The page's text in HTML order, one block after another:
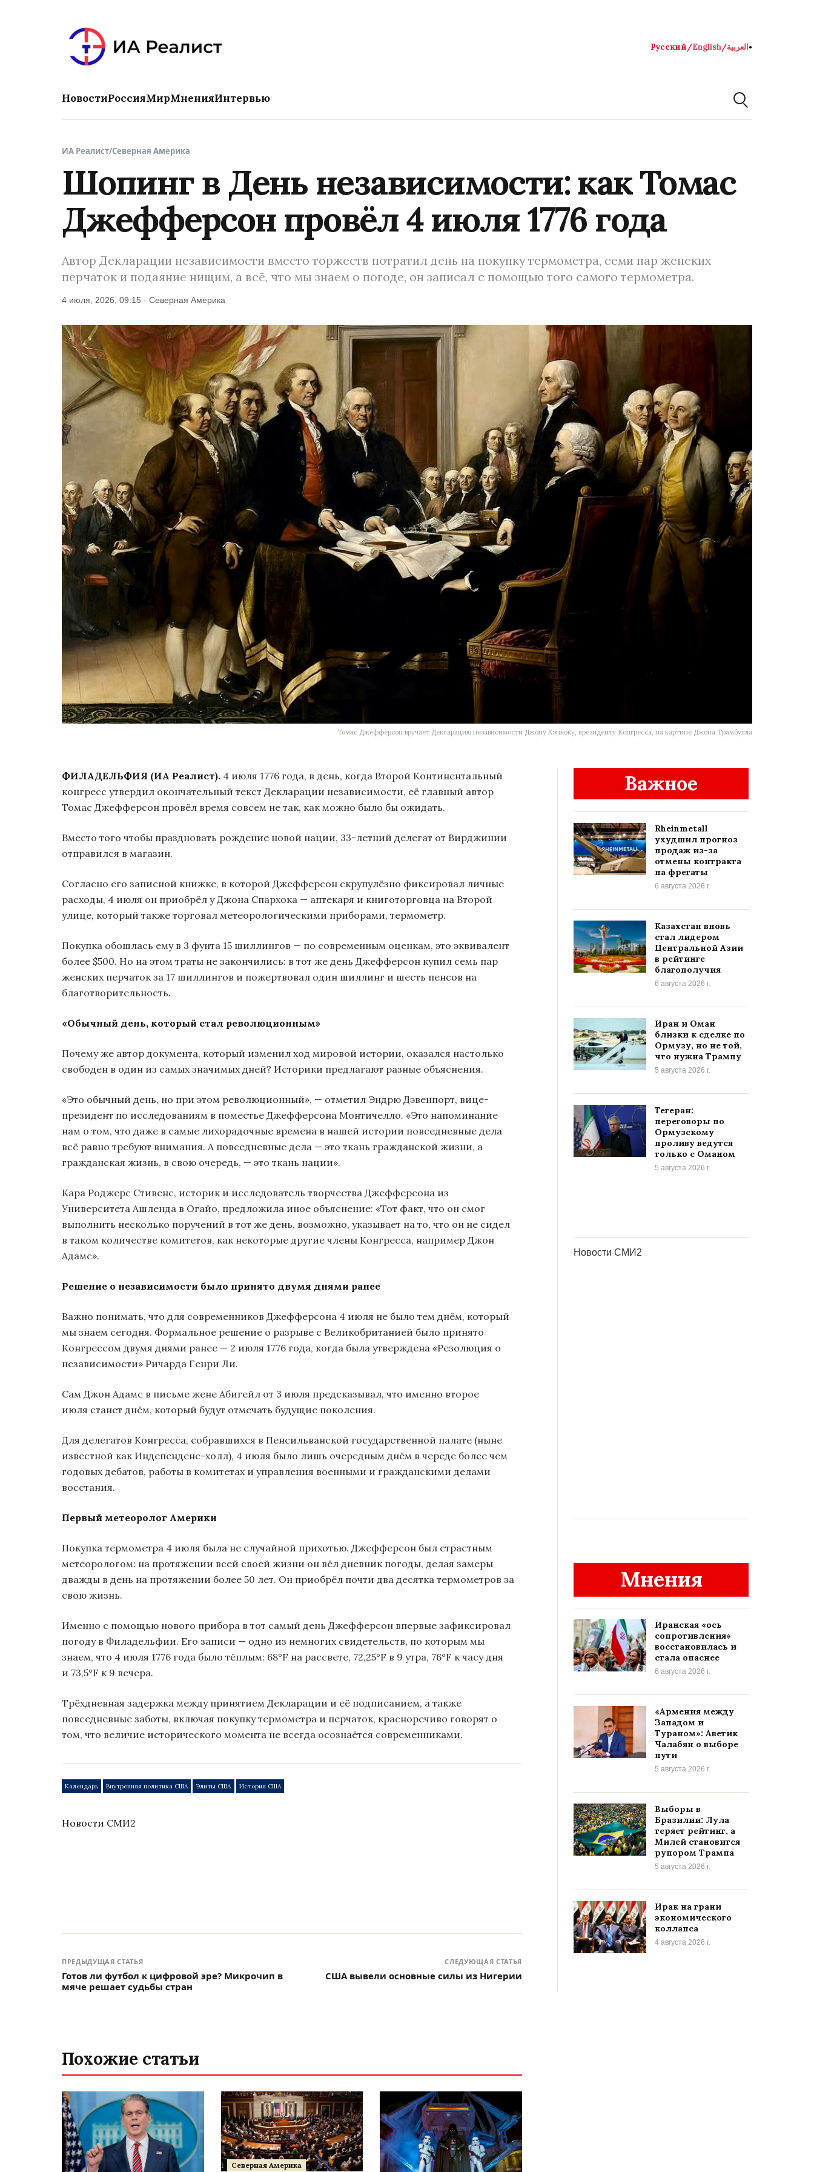
Русский/English/العربية●
НовостиРоссияМирМненияИнтервью
ИА Реалист/Северная Америка
Шопинг в День независимости: как Томас
Джефферсон провёл 4 июля 1776 года
Автор Декларации независимости вместо торжеств потратил день на покупку термометра, семи пар женских
перчаток и подаяние нищим, а всё, что мы знаем о погоде, он записал с помощью того самого термометра.
4 июля, 2026, 09:15 · Северная Америка
Томас Джефферсон вручает Декларацию независимости Джону Хэнкоку, президенту Конгресса, на картине Джона Трамбулла
ФИЛАДЕЛЬФИЯ (ИА Реалист). 4 июля 1776 года, в день, когда Второй Континентальный
конгресс утвердил окончательный текст Декларации независимости, её главный автор
Томас Джефферсон провёл время совсем не так, как можно было бы ожидать.
Вместо того чтобы праздновать рождение новой нации, 33-летний делегат от Вирджинии
отправился в магазин.
Согласно его записной книжке, в которой Джефферсон скрупулёзно фиксировал личные
расходы, 4 июля он приобрёл у Джона Спархока — аптекаря и книготорговца на Второй
улице, который также торговал метеорологическими приборами, термометр.
Покупка обошлась ему в 3 фунта 15 шиллингов — по современным оценкам, это эквивалент
более $500. Но на этом траты не закончились: в тот же день Джефферсон купил семь пар
женских перчаток за 17 шиллингов и пожертвовал один шиллинг и шесть пенсов на
благотворительность.
«Обычный день, который стал революционным»
Почему же автор документа, который изменил ход мировой истории, оказался настолько
свободен в один из самых значимых дней? Историки предлагают разные объяснения.
«Это обычный день, но при этом революционный», — отметил Эндрю Дэвенпорт, вице-
президент по исследованиям в поместье Джефферсона Монтичелло. «Это напоминание
нам о том, что даже в самые лихорадочные времена в нашей истории повседневные дела
всё равно требуют внимания. А повседневные дела — это ткань гражданской жизни, а
гражданская жизнь, в свою очередь, — это ткань нации».
Кара Роджерс Стивенс, историк и исследователь творчества Джефферсона из
Университета Ашленда в Огайо, предложила иное объяснение: «Тот факт, что он смог
выполнить несколько поручений в тот же день, возможно, указывает на то, что он не сидел
в таком количестве комитетов, как некоторые другие члены Конгресса, например Джон
Адамс».
Решение о независимости было принято двумя днями ранее
Важно понимать, что для современников Джефферсона 4 июля не было тем днём, который
мы знаем сегодня. Формальное решение о разрыве с Великобританией было принято
Конгрессом двумя днями ранее — 2 июля 1776 года, когда была утверждена «Резолюция о
независимости» Ричарда Генри Ли.
Сам Джон Адамс в письме жене Абигейл от 3 июля предсказывал, что именно второе
июля станет днём, который будут отмечать будущие поколения.
Для делегатов Конгресса, собравшихся в Пенсильванской государственной палате (ныне
известной как Индепенденс-холл), 4 июля было лишь очередным днём в череде более чем
годовых дебатов, работы в комитетах и управления военными и гражданскими делами
восстания.
Первый метеоролог Америки
Покупка термометра 4 июля была не случайной прихотью. Джефферсон был страстным
метеорологом: на протяжении всей своей жизни он вёл дневник погоды, делая замеры
дважды в день на протяжении более 50 лет. Он приобрёл почти два десятка термометров за
свою жизнь.
Именно с помощью нового прибора в тот самый день Джефферсон впервые зафиксировал
погоду в Филадельфии. Его записи — одно из немногих свидетельств, по которым мы
знаем, что 4 июля 1776 года было тёплым: 68°F на рассвете, 72,25°F в 9 утра, 76°F к часу дня
и 73,5°F к 9 вечера.
Трёхдневная задержка между принятием Декларации и её подписанием, а также
повседневные заботы, включая покупку термометра и перчаток, красноречиво говорят о
том, что величие исторического момента не всегда осознаётся современниками.
Календарь Внутренняя политика США Элиты США История США
Новости СМИ2
ПРЕДЫДУЩАЯ СТАТЬЯ
Готов ли футбол к цифровой эре? Микрочип в
мяче решает судьбы стран
СЛЕДУЮЩАЯ СТАТЬЯ
США вывели основные силы из Нигерии
Важное
Rheinmetall
ухудшил прогноз
продаж из-за
отмены контракта
на фрегаты
6 августа 2026 г.
Казахстан вновь
стал лидером
Центральной Азии
в рейтинге
благополучия
6 августа 2026 г.
Иран и Оман
близки к сделке по
Ормузу, но не той,
что нужна Трампу
5 августа 2026 г.
Тегеран:
переговоры по
Ормузскому
проливу ведутся
только с Оманом
5 августа 2026 г.
Мнения
Иранская «ось
сопротивления»
восстановилась и
стала опаснее
6 августа 2026 г.
«Армения между
Западом и
Тураном»: Аветик
Чалабян о выборе
пути
5 августа 2026 г.
Выборы в
Бразилии: Лула
теряет рейтинг, а
Милей становится
рупором Трампа
5 августа 2026 г.
Ирак на грани
экономического
коллапса
4 августа 2026 г.
Похожие статьи
Северная Америка